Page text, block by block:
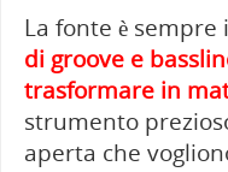
La fonte è sempre
di groove e
trasformare in
strumento
aperta che